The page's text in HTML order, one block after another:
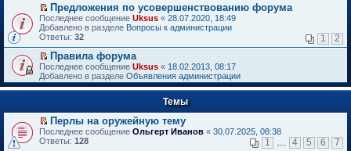
П
е
р
й
т
и
к
п
в
о
м
у
Предложения по усовершенствованию форума
Последнее сообщение Uksus « 28.07.2020, 18:49
Добавлено в разделе Вопросы к администрации
Ответы: 32 1 2
П
е
р
е
т
и
к
п
Правила форума
Последнее сообщение Uksus « 18.02.2013, 08:17
Добавлено в разделе Объявления администрации
Темы
П
е
Перлы на оружейную тему
Последнее сообщение Ольгерт Иванов « 30.07.2025, 08:38
Ответы: 128 1 4 5 6 7